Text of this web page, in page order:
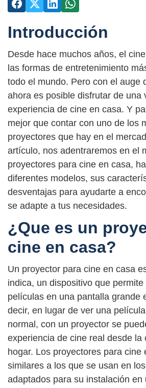
Introducción
Desde hace muchos años, el
las formas de entretenimiento
todo el mundo. Pero con el auge
ahora es posible disfrutar de una
experiencia de cine en casa. Y
mejor que contar con uno de los
proyectores que hay en el
artículo, nos adentraremos en el
proyectores para cine en casa,
diferentes modelos, sus
desventajas para ayudarte a
se adapte a tus necesidades.
¿Que es un
cine en casa?
Un proyector para cine en casa
indica, un dispositivo que
películas en una pantalla grande
decir, en lugar de ver una
normal, con un proyector se
experiencia de cine real desde la
hogar. Los proyectores para cine
similares a los que se usan en
adaptados para su instalación en